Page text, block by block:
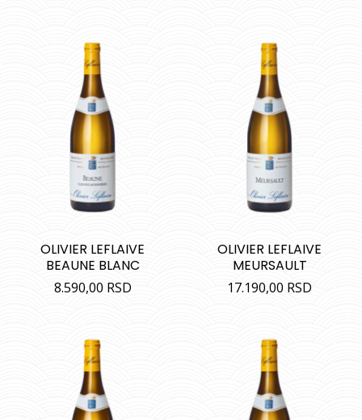
OLIVIER LEFLAIVE
BEAUNE BLANC
8.590,00 RSD
OLIVIER LEFLAIVE
MEURSAULT
17.190,00 RSD